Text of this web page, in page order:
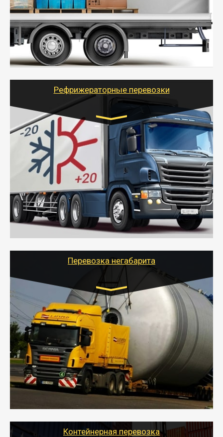
- Экономный способ доставить вещи от 200 кг в
другой город - догрузом или попутно. Попутные
грузоперевозки для физлиц, ИП и юрлиц обходятся
дешевле.
- Тайгер Логистик организует доставку
крупногабаритных и личных вещей по нужному
для погрузочно-разгрузочных работ при перевозке.
Рефрижераторные перевозки
Транспорт:
Газель (1,5 и 3 тонны), Бычок, Еврофура от 5 до
10 тонн
от 6000 руб.
- Рефрижераторные перевозки грузов с
соблюдением температурного режима, работающим
термописцем, санитарной обработкой кузова и мед.
книжкой у водителя.
- Тайгер Логистик поможет быстро перевезти
скоропортящиеся продукты в любой город России с
Перевозка негабарита
Цена за км. Рассчитывается
индивидуально
- Перевозка техники и негабаритных грузов
осуществляется после получения разрешения на
перевозку (обычно 7-14 дней).
- Тайгер Логистик в короткие сроки поможет вам
качественно и безопасно перевезти негабаритные
грузы по всей России тралом, манипулятором и
другим транспортом и подобрать оптимальный
Контейнерная перевозка